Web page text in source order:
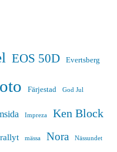
EOS 50D Evertsberg
Färjestad God Jul
Impreza Ken Block
mässa Nora Nässundet